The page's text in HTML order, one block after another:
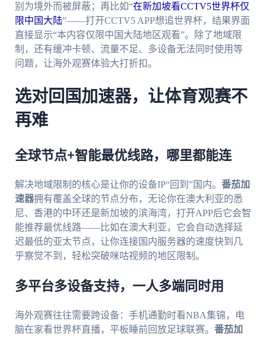
别为境外而被屏蔽；再比如“在新加坡看CCTV5世界杯仅
限中国大陆”——打开CCTV5 APP想追世界杯，结果界面
直接显示“本内容仅限中国大陆地区观看”。除了地域限
制，还有缓冲卡顿、流量不足、多设备无法同时使用等
问题，让海外观赛体验大打折扣。
选对回国加速器，让体育观赛不
再难
全球节点+智能最优线路，哪里都能连
解决地域限制的核心是让你的设备IP“回到”国内。 番茄加
速器拥有覆盖全球的节点分布，无论你在澳大利亚的悉
尼、香港的中环还是新加坡的滨海湾，打开APP后它会智
能推荐最优线路——比如在澳大利亚，它会自动选择延
迟最低的亚太节点，让你连接国内服务器的速度快到几
乎察觉不到，轻松突破咪咕视频的地区限制。
多平台多设备支持，一人多端同时用
海外观赛往往需要跨设备：手机通勤时看NBA集锦，电
脑在家看世界杯直播，平板睡前回放足球联赛。 番茄加